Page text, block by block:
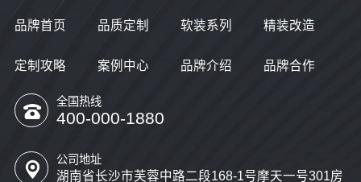
品牌首页 品质定制 软装系列 精装改造
定制攻略 案例中心 品牌介绍 品牌合作
全国热线
400-000-1880
公司地址
湖南省长沙市芙蓉中路二段168-1号摩天一号301房